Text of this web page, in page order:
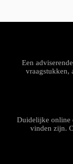
Een
vraagstukken,
Duidelijke online
vinden zijn.